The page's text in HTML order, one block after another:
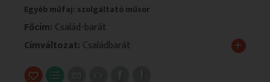
Egyéb műfaj: szolgáltató műsor
Főcím: Család-barát
Címváltozat: Családbarát +